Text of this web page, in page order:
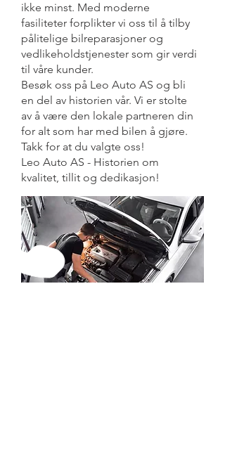
ikke minst. Med moderne
fasiliteter forplikter vi oss til å tilby
pålitelige bilreparasjoner og
vedlikeholdstjenester som gir verdi
til våre kunder.
Besøk oss på Leo Auto AS og bli
en del av historien vår. Vi er stolte
av å være den lokale partneren din
for alt som har med bilen å gjøre.
Takk for at du valgte oss!
Leo Auto AS - Historien om
kvalitet, tillit og dedikasjon!